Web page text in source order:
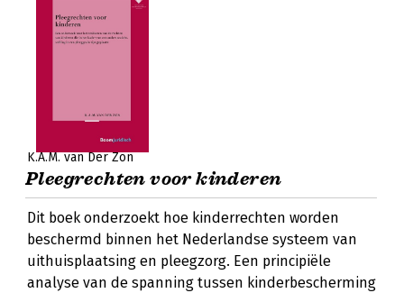
K.A.M. van Der Zon
Pleegrechten voor kinderen
Dit boek onderzoekt hoe kinderrechten worden
beschermd binnen het Nederlandse systeem van
uithuisplaatsing en pleegzorg. Een principiële
analyse van de spanning tussen kinderbescherming